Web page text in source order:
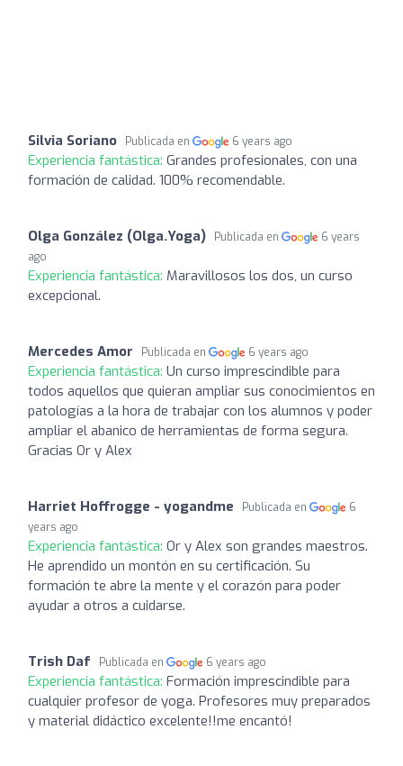
Silvia Soriano Publicada en 6 years ago
Experiencia fantástica: Grandes profesionales, con una
formación de calidad. 100% recomendable.
Olga González (Olga.Yoga) Publicada en
6 years
ago
Experiencia fantástica: Maravillosos los dos, un curso
excepcional.
Mercedes Amor Publicada en 6 years ago
Experiencia fantástica: Un curso imprescindible para
todos aquellos que quieran ampliar sus conocimientos en
patologías a la hora de trabajar con los alumnos y poder
ampliar el abanico de herramientas de forma segura.
Gracias Or y Alex
Harriet Hoffrogge - yogandme Publicada en
6
years ago
Experiencia fantástica: Or y Alex son grandes maestros.
He aprendido un montón en su certificación. Su
formación te abre la mente y el corazón para poder
ayudar a otros a cuidarse.
Trish Daf Publicada en 6 years ago
Experiencia fantástica: Formación imprescindible para
cualquier profesor de yoga. Profesores muy preparados
y material didáctico excelente!!me encantó!